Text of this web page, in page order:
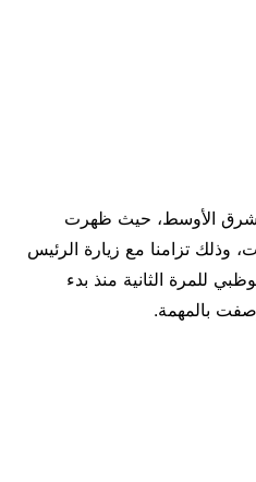
الأوسط، حيث ظهرت
وذلك تزامنا مع زيارة الرئيس
للمرة الثانية منذ بدء
بالمهمة.